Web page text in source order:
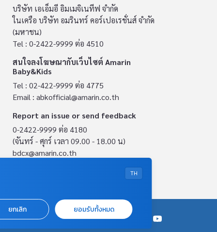
บริษัท เอเอ็มอี อิมเมจิเนทีฟ จำกัด
ในเครือ บริษัท อมรินทร์ คอร์เปอเรชั่นส์ จำกัด
(มหาชน)
Tel : 0-2422-9999 ต่อ 4510
สนใจลงโฆษณากับเว็บไซต์ Amarin
Baby&Kids
Tel : 02-422-9999 ต่อ 4775
Email : abkofficial@amarin.co.th
Report an issue or send feedback
0-2422-9999 ต่อ 4180
(จันทร์ - ศุกร์ เวลา 09.00 - 18.00 น)
bdcx@amarin.co.th
OUR SOCIALS
TH
ยกเลิก ยอมรับทั้งหมด